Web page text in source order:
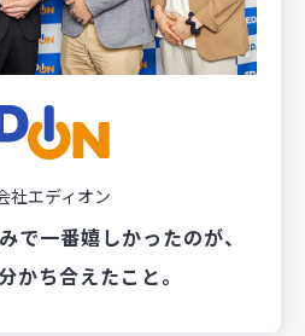
社エディオン
で一番嬉しかったのが、
かち合えたこと。